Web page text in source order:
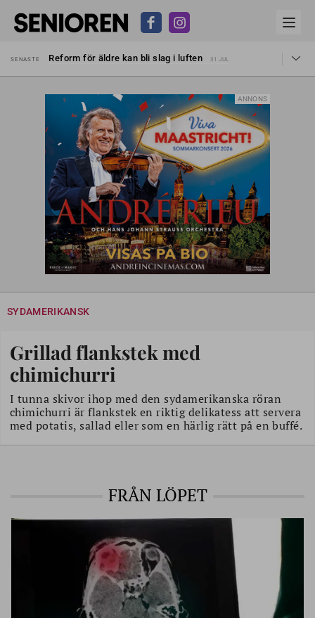
SENASTE
Reform för äldre kan bli slag i luften
31 JUL
Snart kan telefonförsäljning förbjudas i Sverige
29 JUL
Hyror rusar ifrån äldres bostadstillägg
28 JUL
Liten höjning av garantipensionen
27 JUL
Sven Hagströmer sommarpratar
26 JUL
Reform för äldre kan bli slag i luften 31 JUL
ANNONS
SYDAMERIKANSK
Grillad flankstek med
chimichurri
I tunna skivor ihop med den sydamerikanska röran
chimichurri är flankstek en riktig delikatess att servera
med potatis, sallad eller som en härlig rätt på en buffé.
FRÅN LÖPET